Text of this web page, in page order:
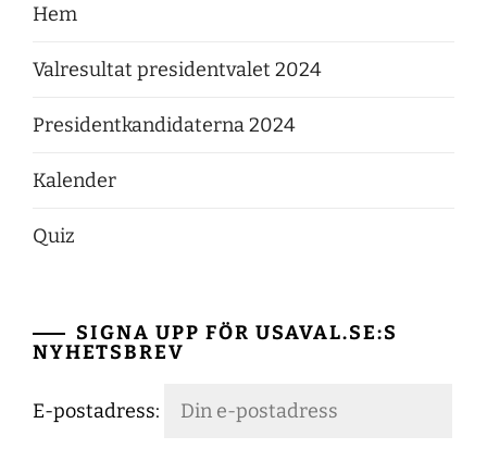
Hem
Valresultat presidentvalet 2024
Presidentkandidaterna 2024
Kalender
Quiz
SIGNA UPP FÖR USAVAL.SE:S
NYHETSBREV
E-postadress: